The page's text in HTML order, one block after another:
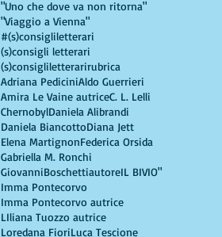
"Uno che dove va non ritorna"
"Viaggio a Vienna"
#(s)consigliletterari
(s)consigli letterari
(s)consigliletterarirubrica
Adriana PediciniAldo Guerrieri
Amira Le Vaine autriceC. L. Lelli
ChernobylDaniela Alibrandi
Daniela BiancottoDiana Jett
Elena MartignonFederica Orsida
Gabriella M. Ronchi
GiovanniBoschettiautoreIL BIVIO"
Imma Pontecorvo
Imma Pontecorvo autrice
LIliana Tuozzo autrice
Loredana FioriLuca Tescione